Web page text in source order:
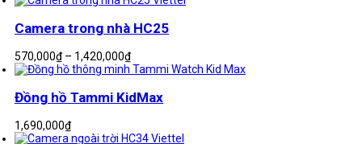
Camera trong nhà HC25
570,000₫ – 1,420,000₫Khoảng
giá:
570,000₫
đến
Đồng hồ Tammi KidMax
1,690,000₫